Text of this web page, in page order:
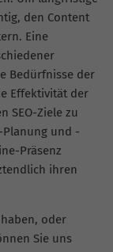
den Content
Eine
Bedürfnisse der
Effektivität der
SEO-Ziele zu
Planung und -
Präsenz
ihren
oder
Sie uns